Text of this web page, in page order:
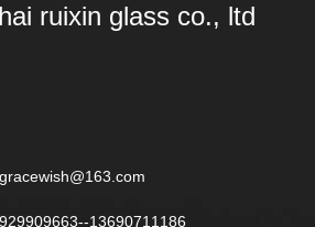
ruixin glass co., ltd
gracewish@163.com
13690711186